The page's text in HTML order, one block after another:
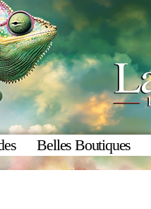
Belles Boutiques